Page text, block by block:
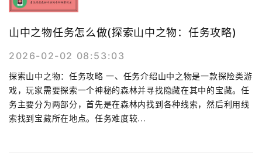
山中之物任务怎么做(探索山中之物：任务攻略)
2026-02-02 08:53:03
探索山中之物：任务攻略 一、任务介绍山中之物是一款探险类游
戏，玩家需要探索一个神秘的森林并寻找隐藏在其中的宝藏。任
务主要分为两部分，首先是在森林内找到各种线索，然后利用线
索找到宝藏所在地点。任务难度较...